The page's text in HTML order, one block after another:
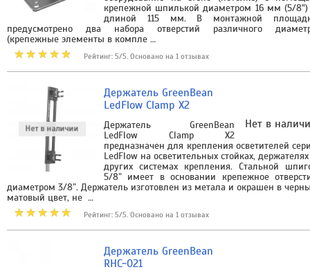
крепежной шпилькой диаметром 16 мм (5/
длиной 115 мм. В монтажной
предусмотрено два набора отверстий различного
(крепежные элементы в компле …
Рейтинг: 5/5. Основано на 1 отзывах
Нет в
Держатель GreenBean
LedFlow Clamp X2
Держатель GreenBean
LedFlow Clamp X2
предназначен для крепления осветителей
LedFlow на осветительных стойках,
других системах крепления. Стальной
5/8” имеет в основании крепежное
диаметром 3/8”. Держатель изготовлен из метала и окрашен в
матовый цвет, не …
Рейтинг: 5/5. Основано на 1 отзывах
Держатель GreenBean
RHC-021